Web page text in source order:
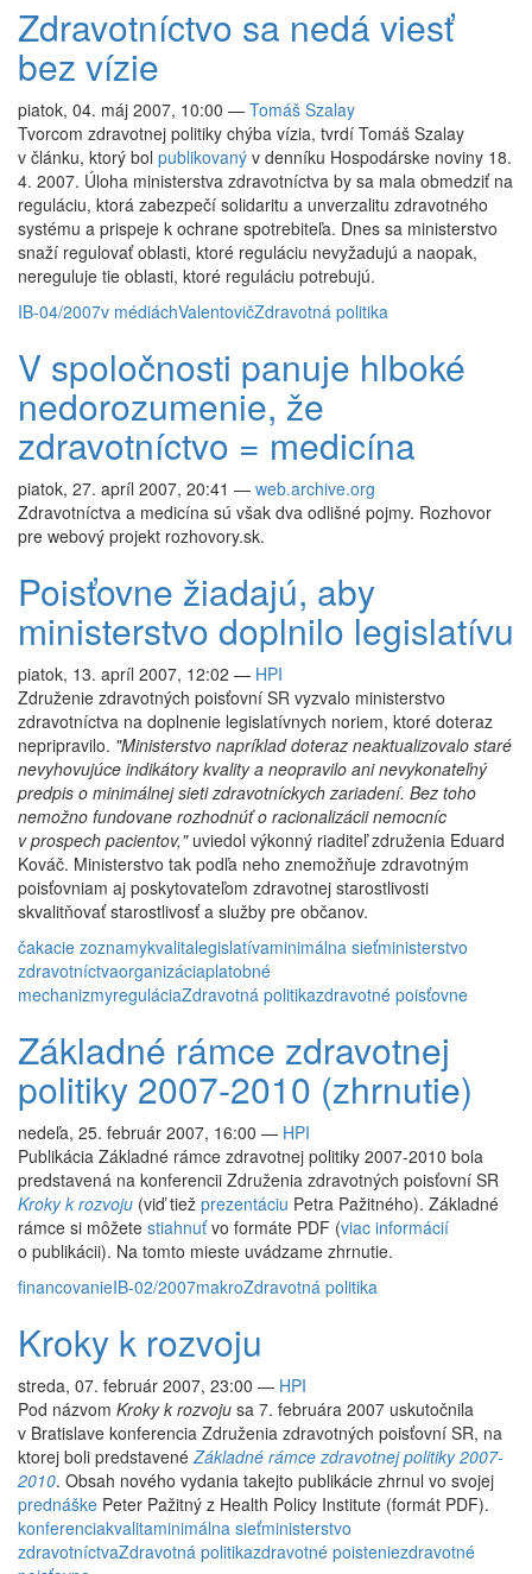
Zdravotníctvo sa nedá viesť
bez vízie
piatok, 04. máj 2007, 10:00 — Tomáš Szalay
Tvorcom zdravotnej politiky chýba vízia, tvrdí Tomáš Szalay
v článku, ktorý bol publikovaný v denníku Hospodárske noviny 18.
4. 2007. Úloha ministerstva zdravotníctva by sa mala obmedziť na
reguláciu, ktorá zabezpečí solidaritu a unverzalitu zdravotného
systému a prispeje k ochrane spotrebiteľa. Dnes sa ministerstvo
snaží regulovať oblasti, ktoré reguláciu nevyžadujú a naopak,
nereguluje tie oblasti, ktoré reguláciu potrebujú.
IB-04/2007v médiáchValentovičZdravotná politika
V spoločnosti panuje hlboké
nedorozumenie, že
zdravotníctvo = medicína
piatok, 27. apríl 2007, 20:41 — web.archive.org
Zdravotníctva a medicína sú však dva odlišné pojmy. Rozhovor
pre webový projekt rozhovory.sk.
Poisťovne žiadajú, aby
ministerstvo doplnilo legislatívu
piatok, 13. apríl 2007, 12:02 — HPI
Združenie zdravotných poisťovní SR vyzvalo ministerstvo
zdravotníctva na doplnenie legislatívnych noriem, ktoré doteraz
nepripravilo. "Ministerstvo napríklad doteraz neaktualizovalo staré
nevyhovujúce indikátory kvality a neopravilo ani nevykonateľný
predpis o minimálnej sieti zdravotníckych zariadení. Bez toho
nemožno fundovane rozhodnúť o racionalizácii nemocníc
v prospech pacientov,"uviedol výkonný riaditeľ združenia Eduard
Kováč. Ministerstvo tak podľa neho znemožňuje zdravotným
poisťovniam aj poskytovateľom zdravotnej starostlivosti
skvalitňovať starostlivosť a služby pre občanov.
čakacie zoznamykvalitalegislatívaminimálna sieťministerstvo
zdravotníctvaorganizáciaplatobné
mechanizmyreguláciaZdravotná politikazdravotné poisťovne
Základné rámce zdravotnej
politiky 2007-2010 (zhrnutie)
nedeľa, 25. február 2007, 16:00 — HPI
Publikácia Základné rámce zdravotnej politiky 2007-2010 bola
predstavená na konferencii Združenia zdravotných poisťovní SR
Kroky k rozvoju (viď tiež prezentáciu Petra Pažitného). Základné
rámce si môžete stiahnuťvo formáte PDF (viac informácií
o publikácii). Na tomto mieste uvádzame zhrnutie.
financovanieIB-02/2007makroZdravotná politika
Kroky k rozvoju
streda, 07. február 2007, 23:00 — HPI
Pod názvom Kroky k rozvoju sa 7. februára 2007 uskutočnila
v Bratislave konferencia Združenia zdravotných poisťovní SR, na
ktorej boli predstavenéZákladné rámce zdravotnej politiky 2007-
2010. Obsah nového vydania takejto publikácie zhrnul vo svojej
prednáške Peter Pažitný z Health Policy Institute (formát PDF).
konferenciakvalitaminimálna sieťministerstvo
zdravotníctvaZdravotná politikazdravotné poisteniezdravotné